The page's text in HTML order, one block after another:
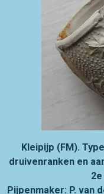
Kleipijp (FM).
druivenranken en
Pijpenmaker: P. van